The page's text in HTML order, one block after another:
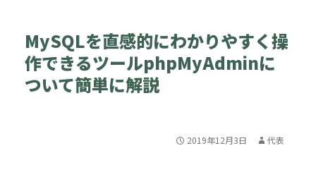
MySQLを直感的にわかりやすく操
作できるツールphpMyAdminに
ついて簡単に解説
2019年12月3日 代表